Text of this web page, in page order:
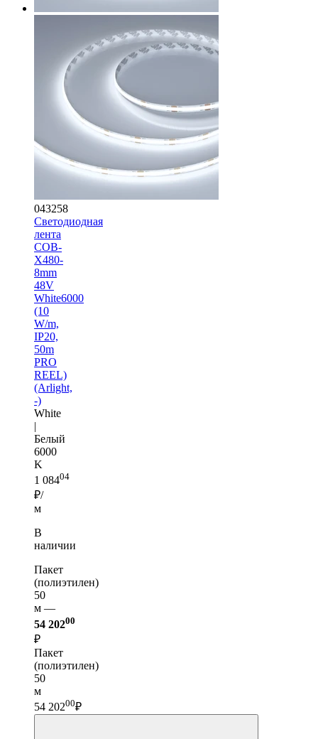
043258
Светодиодная
лента
COB-
X480-
8mm
48V
White6000
(10
W/m,
IP20,
50m
PRO
REEL)
(Arlight,
-)
White
|
Белый
6000
K
1 08404
₽/
м
В
наличии
Пакет
(полиэтилен)
50
м —
54 20200
₽
Пакет
(полиэтилен)
50
м
54 20200₽